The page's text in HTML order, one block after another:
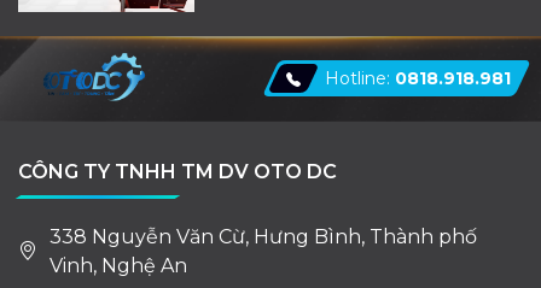
Hotline: 0818.918.981
CÔNG TY TNHH TM DV OTO DC
338 Nguyễn Văn Cừ, Hưng Bình, Thành phố
Vinh, Nghệ An